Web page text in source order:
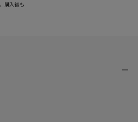
購入後も